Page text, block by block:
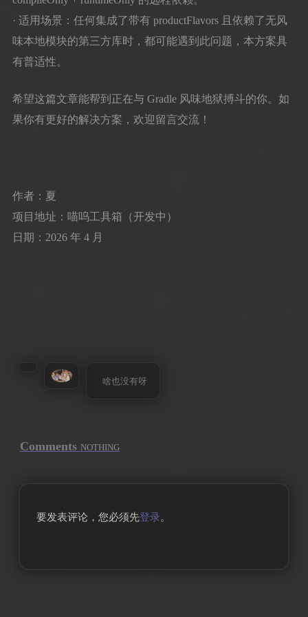
· 适用场景：任何集成了带有 productFlavors 且依赖了无风
味本地模块的第三方库时，都可能遇到此问题，本方案具
有普适性。
希望这篇文章能帮到正在与 Gradle 风味地狱搏斗的你。如
果你有更好的解决方案，欢迎留言交流！
作者：夏
项目地址：喵呜工具箱（开发中）
日期：2026 年 4 月
啥也没有呀
Comments NOTHING
要发表评论，您必须先登录。